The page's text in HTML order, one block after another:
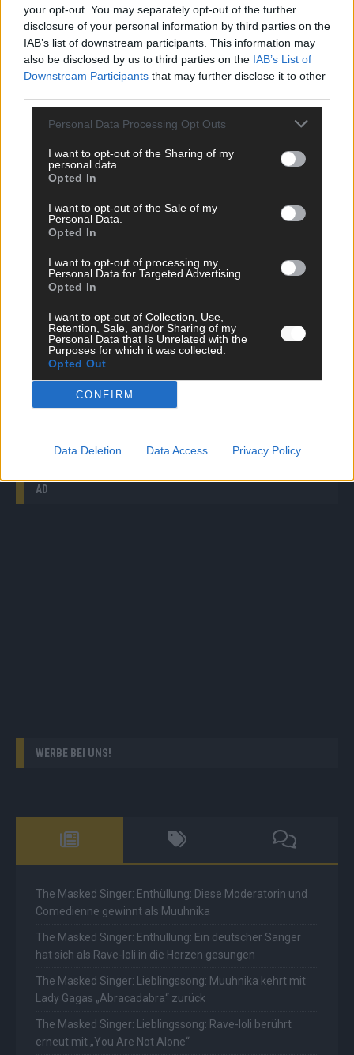
your opt-out. You may separately opt-out of the further
disclosure of your personal information by third parties on the
IAB’s list of downstream participants. This information may
also be disclosed by us to third parties on the IAB’s List of
Downstream Participants that may further disclose it to other
Personal Data Processing Opt Outs
I want to opt-out of the Sharing of my
personal data.
Opted In
I want to opt-out of the Sale of my
Personal Data.
Opted In
I want to opt-out of processing my
Personal Data for Targeted Advertising.
Opted In
I want to opt-out of Collection, Use,
Retention, Sale, and/or Sharing of my
Personal Data that Is Unrelated with the
Purposes for which it was collected.
Opted Out
CONFIRM
Data Deletion Data Access Privacy Policy
FOLGE UNS BEI FACEBOOK
Kanada und Deutschland schließen Abkommen über
Germany’s Next Topmodel: Hat Tracy ihre zweite
wie meine Hose immer weiter reißt“
The Voice Kids: Bei diesem Klassiker liegt ein
Germany’s Next Topmodel: Zweite Chance: Die
AD
WERBE BEI UNS!
The Masked Singer: Enthüllung: Diese Moderatorin und
Comedienne gewinnt als Muuhnika
The Masked Singer: Enthüllung: Ein deutscher Sänger
hat sich als Rave-Ioli in die Herzen gesungen
The Masked Singer: Lieblingssong: Muuhnika kehrt mit
Lady Gagas „Abracadabra“ zurück
The Masked Singer: Lieblingssong: Rave-Ioli berührt
erneut mit „You Are Not Alone“